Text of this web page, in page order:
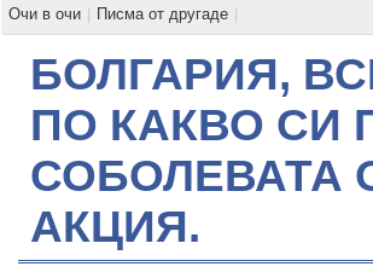
Очи в очи
Писма от другаде
БОЛГАРИЯ,
ПО КАКВО СИ
СОБОЛЕВАТА
АКЦИЯ.